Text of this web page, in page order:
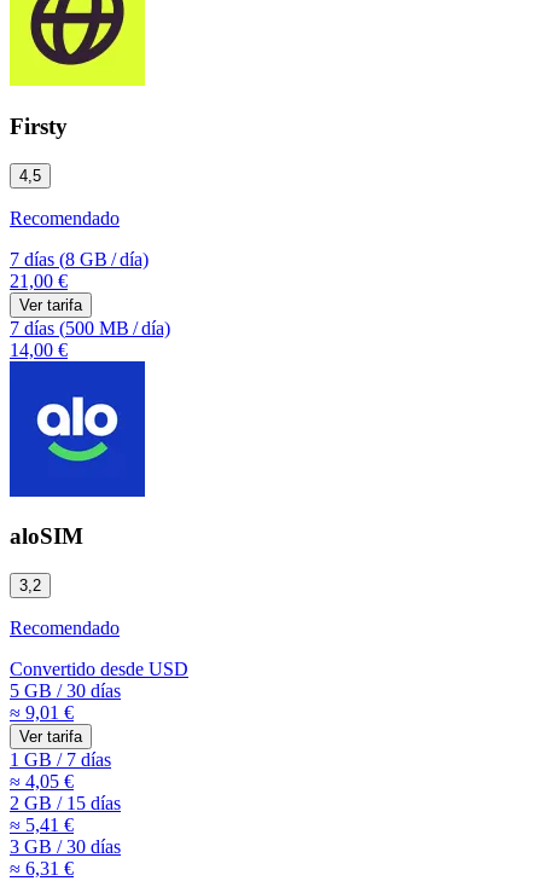
Firsty
4,5
Recomendado
7 días (8 GB /día)
21,00 €
Ver tarifa
7 días (500 MB /día)
14,00 €
aloSIM
3,2
Recomendado
Convertido desde USD
5 GB /30 días
≈ 9,01 €
Ver tarifa
1 GB /7 días
≈ 4,05 €
2 GB /15 días
≈ 5,41 €
3 GB /30 días
≈ 6,31 €